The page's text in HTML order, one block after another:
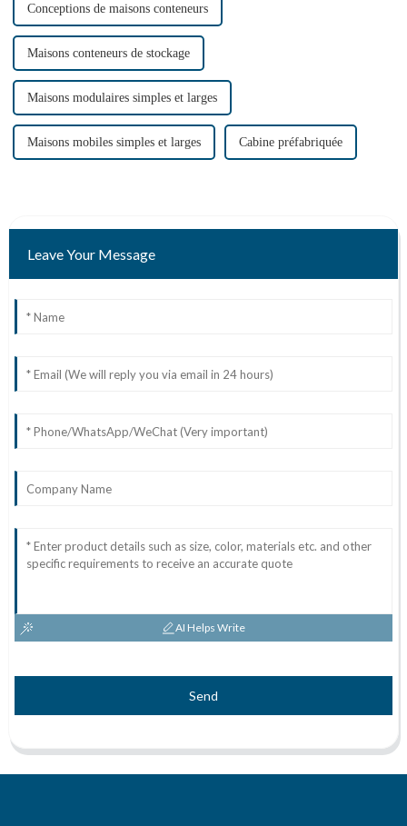
Conceptions de maisons conteneurs
Maisons conteneurs de stockage
Maisons modulaires simples et larges
Maisons mobiles simples et larges Cabine préfabriquée
Leave Your Message
AI Helps Write
Send